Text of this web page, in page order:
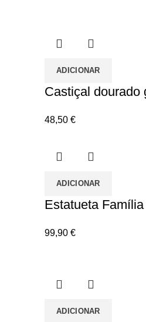
ADICIONAR
Castiçal dourado
48,50 €
ADICIONAR
Estatueta Família
99,90 €
ADICIONAR